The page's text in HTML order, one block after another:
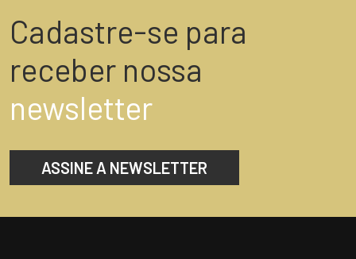
Cadastre-se para
receber nossa
newsletter
ASSINE A NEWSLETTER